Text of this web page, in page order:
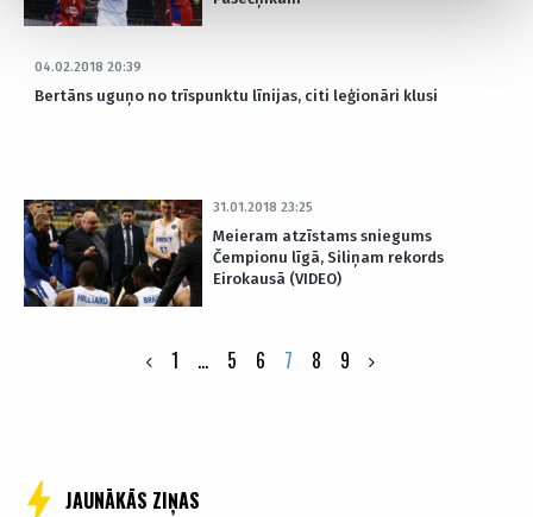
04.02.2018 20:39
Bertāns uguņo no trīspunktu līnijas, citi leģionāri klusi
31.01.2018 23:25
Meieram atzīstams sniegums
Čempionu līgā, Siliņam rekords
Eirokausā (VIDEO)
1 … 5 6 7 8 9
JAUNĀKĀS ZIŅAS